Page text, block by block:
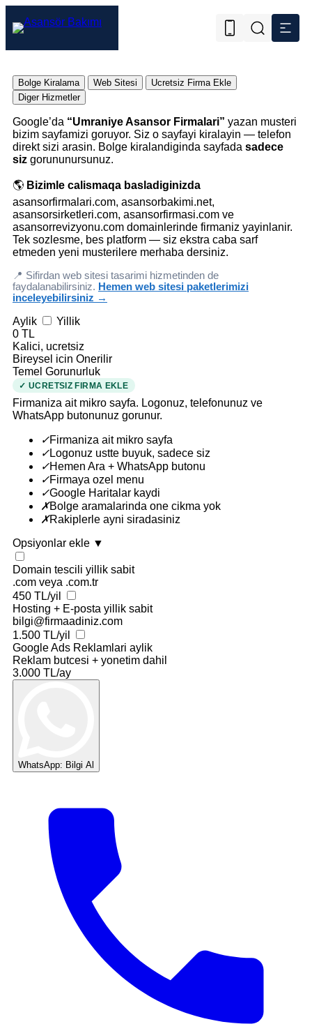
Bolge Kiralama Web Sitesi
Ucretsiz Firma Ekle
Diger Hizmetler
Google’da “Umraniye Asansor Firmalari” yazan musteri
bizim sayfamizi goruyor. Siz o sayfayi kiralayin — telefon
direkt sizi arasin. Bolge kiralandiginda sayfada sadece
siz gorununursunuz.
🌎 Bizimle calismaqa basladiginizda
asansorfirmalari.com, asansorbakimi.net,
asansorsirketleri.com, asansorfirmasi.com ve
asansorrevizyonu.com domainlerinde firmaniz yayinlanir.
Tek sozlesme, bes platform — siz ekstra caba sarf
etmeden yeni musterilere merhaba dersiniz.
📍 Sifirdan web sitesi tasarimi hizmetinden de
faydalanabilirsiniz. Hemen web sitesi paketlerimizi
inceleyebilirsiniz →
Aylik
Yillik
0 TL
Kalici, ucretsiz
Bireysel icin Onerilir
Temel Gorunurluk
✓ UCRETSIZ FIRMA EKLE
Firmaniza ait mikro sayfa. Logonuz, telefonunuz ve
WhatsApp butonunuz gorunur.
✓Firmaniza ait mikro sayfa
✓Logonuz ustte buyuk, sadece siz
✓Hemen Ara + WhatsApp butonu
✓Firmaya ozel menu
✓Google Haritalar kaydi
✗Bolge aramalarinda one cikma yok
✗Rakiplerle ayni siradasiniz
Opsiyonlar ekle ▼
Domain tescili yillik sabit
.com veya .com.tr
450 TL/yil
Hosting + E-posta yillik sabit
bilgi@firmaadiniz.com
1.500 TL/yil
Google Ads Reklamlari aylik
Reklam butcesi + yonetim dahil
3.000 TL/ay
WhatsApp: Bilgi Al